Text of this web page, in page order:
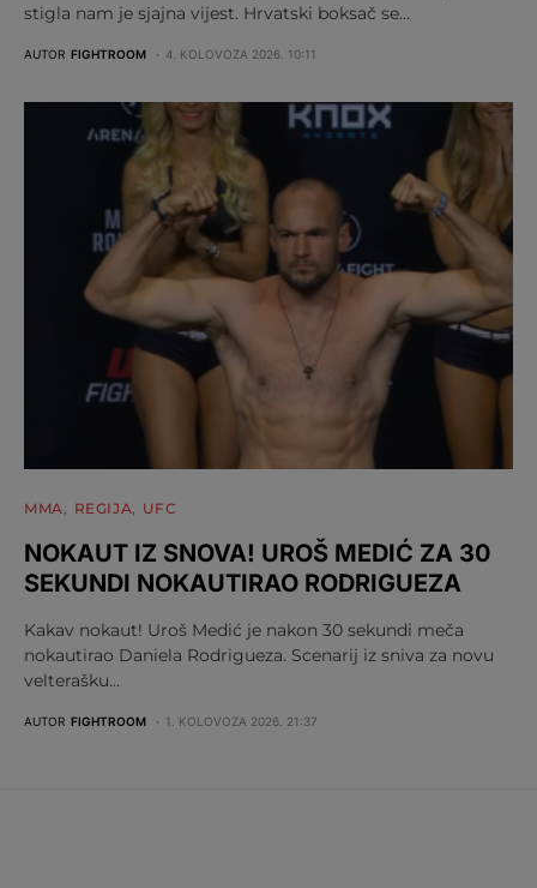
stigla nam je sjajna vijest. Hrvatski boksač se…
AUTOR FIGHTROOM 4. KOLOVOZA 2026. 10:11
MMA REGIJA UFC
NOKAUT IZ SNOVA! UROŠ MEDIĆ ZA 30
SEKUNDI NOKAUTIRAO RODRIGUEZA
Kakav nokaut! Uroš Medić je nakon 30 sekundi meča
nokautirao Daniela Rodrigueza. Scenarij iz sniva za novu
velterašku…
AUTOR FIGHTROOM 1. KOLOVOZA 2026. 21:37